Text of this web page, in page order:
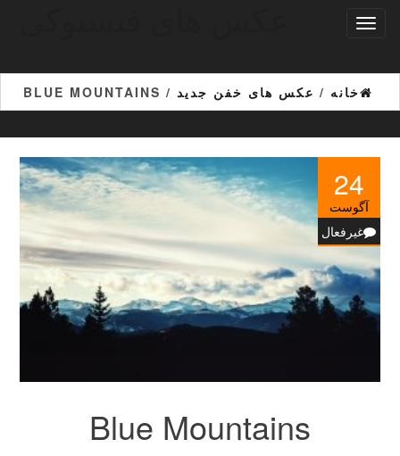
تغییر
خانه/ عکس های خفن جدید/ BLUE MOUNTAINS
24
آگوست
غیرفعال
Blue Mountains